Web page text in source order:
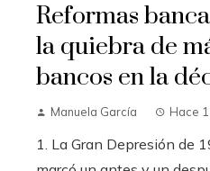
Reformas
la quiebra de
bancos en la
Manuela García Hace
1. La Gran Depresión de